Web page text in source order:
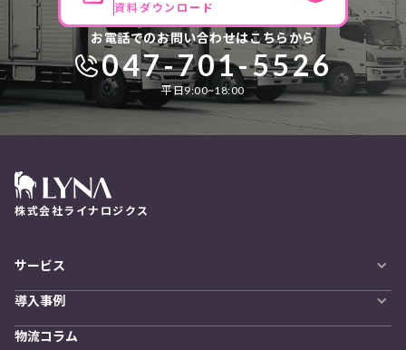
資料ダウンロード
お電話でのお問い合わせはこちらから
047-701-5526
平日9:00~18:00
株式会社ライナロジクス
サービス
LYNA DXプラットフォーム
発着管理オプション
訪問計画
導入事例
導入をご検討の方へ
物流コラム